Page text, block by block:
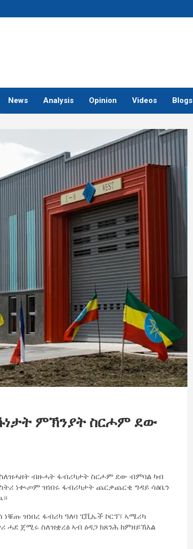
News Analysis Opinion Videos Blogs
ምኽንያት ስርሖም ደው
ብዙሓት ፋብሪካታት ስርሖም ደው ብምባል ካብ
ነቊጦም ዝነበሩ ፋብሪካታት ጨርቃጨርቂ ግዳይ ሳዕቤን
ዝነበረ ፋብሪካ ዓለባ ፒቪኤች ኮርፕ፣ ኣሜሪካ
ሓደ ጀሚሩ ስለዝቋረፅ ኣብ ዕዳጋ ክጸንሕ ከምዘይኽእል